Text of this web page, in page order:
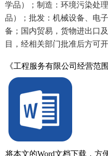
学品）；制造：环境污染处
品）；批发：机械设备、电
备；国内贸易，货物进出口
目，经相关部门批准后方可
《工程服务有限公司经营范
将本文的Word文档下载，方